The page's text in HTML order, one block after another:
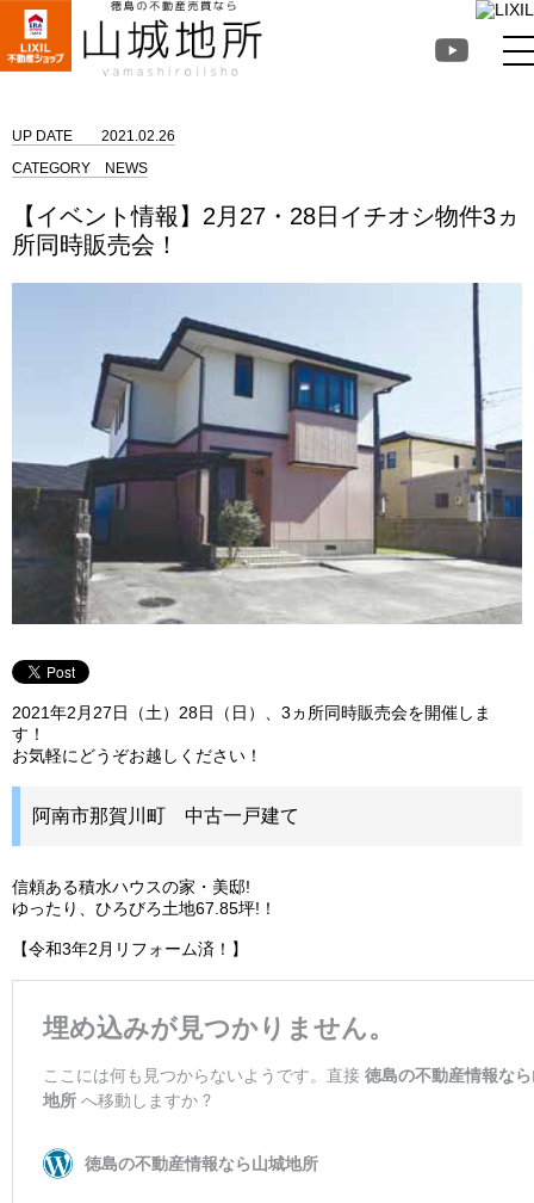
UP DATE
2021.02.26
CATEGORY
NEWS
【イベント情報】2月27・28日イチオシ物件3ヵ
所同時販売会！
2021年2月27日（土）28日（日）、3ヵ所同時販売会を開催しま
す！
お気軽にどうぞお越しください！
阿南市那賀川町 中古一戸建て
信頼ある積水ハウスの家・美邸!
ゆったり、ひろびろ土地67.85坪!！
【令和3年2月リフォーム済！】